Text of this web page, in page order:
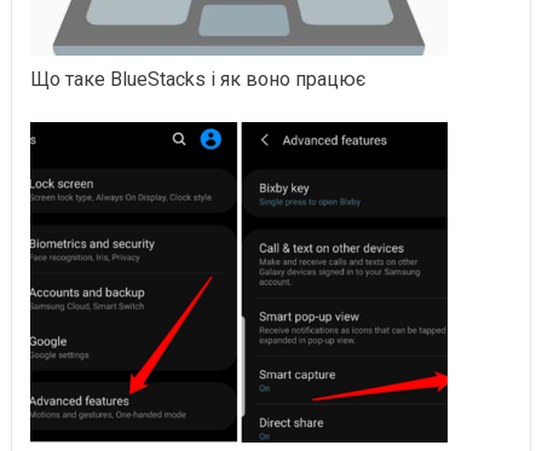
Що таке BlueStacks і як воно працює